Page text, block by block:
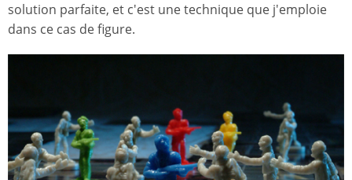
solution parfaite, et c'est une technique que j'emploie
dans ce cas de figure.